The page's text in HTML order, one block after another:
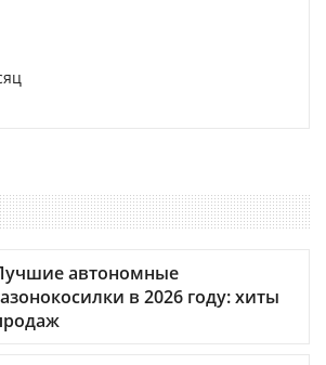
автономные
в 2026 году: хиты